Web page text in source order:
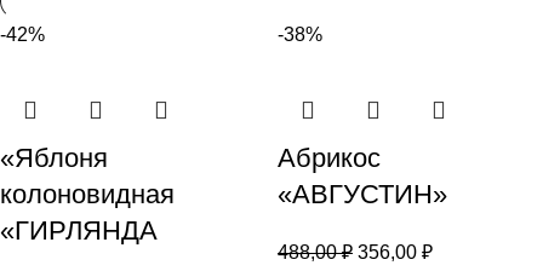
-42%
«Яблоня
колоновидная
«ГИРЛЯНДА
-38%
Абрикос
«АВГУСТИН»
488,00₽ 356,00 ₽